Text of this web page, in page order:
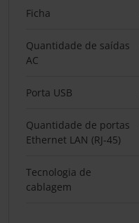
Ficha
Quantidade de saídas
AC
Porta USB
Quantidade de portas
Ethernet LAN (RJ-45)
Tecnologia de
cablagem